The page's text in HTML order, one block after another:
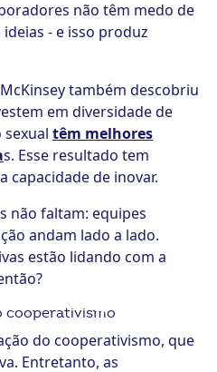
não têm medo de
- e isso produz
também descobriu
em diversidade de
têm melhores
s. Esse resultado tem
capacidade de inovar.
não faltam: equipes
andam lado a lado.
estão lidando com a
cooperativismo
do cooperativismo, que
Entretanto, as